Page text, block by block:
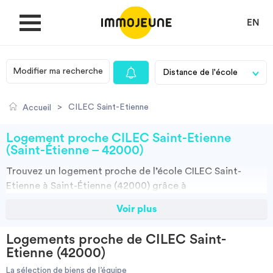
EN
MON COMPTE
Je cherche un logement
Villes
Modifier ma recherche
Accueil > CILEC Saint-Etienne
Logement proche CILEC Saint-Etienne
(Saint-Étienne – 42000)
Trouvez un logement proche de l’école CILEC Saint-
Etienne à Saint-Étienne (42000) grâce à
Découvrez nos milliers d’offres de locations proches de
par particuliers, par agences et colocations. Vous avez
tous les choix.
Voir plus
Logements proche de CILEC Saint-
Etienne (42000)
La sélection de biens de l’équipe